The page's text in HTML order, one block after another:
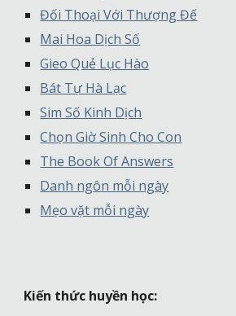
Đối Thoại Với Thượng Đế
Mai Hoa Dịch Số
Gieo Quẻ Lục Hào
Bát Tự Hà Lạc
Sim Số Kinh Dịch
Chọn Giờ Sinh Cho Con
The Book Of Answers
Danh ngôn mỗi ngày
Mẹo vặt mỗi ngày
Kiến thức huyền học: